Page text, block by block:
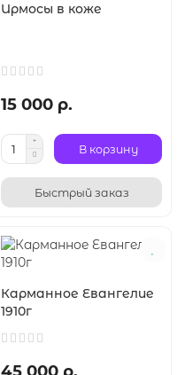
Ирмосы в коже
15 000 р.
В корзину
Быстрый заказ
Карманное Евангелие
1910г